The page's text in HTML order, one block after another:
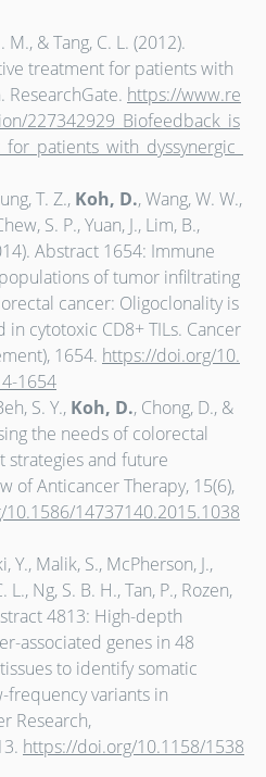
M., & Tang, C. L. (2012).
treatment for patients with
ResearchGate. https://www.re
227342929_Biofeedback_is
T. Z., Koh, D., Wang, W. W.,
S. P., Yuan, J., Lim, B.,
Abstract 1654: Immune
of tumor infiltrating
cancer: Oligoclonality is
cytotoxic CD8+ TILs. Cancer
1654. https://doi.org/10.
1654
S. Y., Koh, D., Chong, D., &
the needs of colorectal
strategies and future
of Anticancer Therapy, 15(6),
14737140.2015.1038
Y., Malik, S., McPherson, J.,
L., Ng, S. B. H., Tan, P., Rozen,
4813: High-depth
associated genes in 48
to identify somatic
variants in
Research,
https://doi.org/10.1158/1538